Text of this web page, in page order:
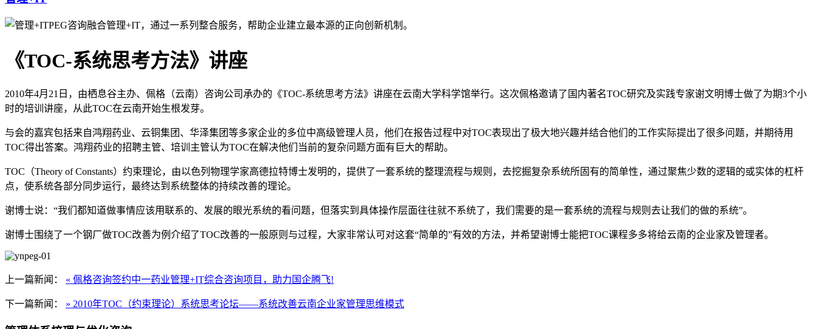
PEG咨询融合管理+IT，通过一系列整合服务，帮助企业建立最本源的正向创新机制。
《TOC-系统思考方法》讲座
2010年4月21日，由栖息谷主办、佩格（云南）咨询公司承办的《TOC-系统思考方法》讲座在云南大学科学馆举行。这次佩格邀请了国内著名TOC研究及实践专家谢文明博士做了为期3个小
时的培训讲座，从此TOC在云南开始生根发芽。
与会的嘉宾包括来自鸿翔药业、云铜集团、华泽集团等多家企业的多位中高级管理人员，他们在报告过程中对TOC表现出了极大地兴趣并结合他们的工作实际提出了很多问题，并期待用
TOC得出答案。鸿翔药业的招聘主管、培训主管认为TOC在解决他们当前的复杂问题方面有巨大的帮助。
TOC（Theory of Constants）约束理论，由以色列物理学家高德拉特博士发明的，提供了一套系统的整理流程与规则，去挖掘复杂系统所固有的简单性，通过聚焦少数的逻辑的或实体的杠杆
点，使系统各部分同步运行，最终达到系统整体的持续改善的理论。
谢博士说：“我们都知道做事情应该用联系的、发展的眼光系统的看问题，但落实到具体操作层面往往就不系统了，我们需要的是一套系统的流程与规则去让我们的做的系统”。
谢博士围绕了一个钢厂做TOC改善为例介绍了TOC改善的一般原则与过程，大家非常认可对这套“简单的”有效的方法，并希望谢博士能把TOC课程多多将给云南的企业家及管理者。
上一篇新闻： « 佩格咨询签约中一药业管理+IT综合咨询项目，助力国企腾飞!
下一篇新闻： » 2010年TOC（约束理论）系统思考论坛——系统改善云南企业家管理思维模式